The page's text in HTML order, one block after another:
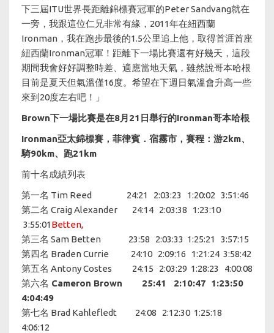
下三屆ITU世界長距離錦標賽冠軍的Peter Sandvang就在
一旁，我跟這位仁兄非常有緣，2011年在紐西蘭
Ironman，我在跑步最後的1.5公里追上他，取得首涯首座
紐西蘭Ironman冠軍！距離下一場比賽還有好幾天，這段
期間我會好好調整時差、適應當地天氣，雖然說哥本哈根
目前是夏天但氣溫僅16度。希望在下週日氣溫會升高一些
來到20度左右吧！」
Brown下一場比賽是在8月21日舉行的Ironman哥本哈根
Ironman亞太錦標賽，菲律賓．宿霧市，賽程：游2km、
騎90km、跑21km
前十名成績列表
第一名 Tim Reed 24:21 2:03:23 1:20:02 3:51:46
第二名 Craig Alexander 24:14 2:03:38 1:23:10
3:55:01Betten,
第三名 Sam Betten 23:58 2:03:33 1:25:21 3:57:15
第四名 Braden Currie 24:10 2:09:16 1:21:24 3:58:42
第五名 Antony Costes 24:15 2:03:29 1:28:23 4:00:08
第六名 Cameron Brown 25:41 2:10:47 1:23:50
4:04:49
第七名 Brad Kahlefledt 24:08 2:12:30 1:25:18
4:06:12